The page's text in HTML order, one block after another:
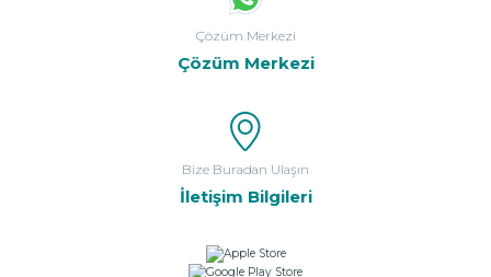
Çözüm Merkezi
Çözüm Merkezi
Bize Buradan Ulaşın
İletişim Bilgileri